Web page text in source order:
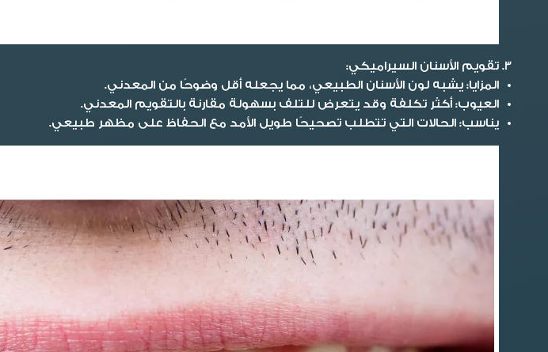
تقويم الأسنان السيراميكي:
المزايا: يشبه لون الأسنان الطبيعي، مما يجعله أقل وضوحًا من المعدني.
العيوب: أكثر تكلفة وقد يتعرض للتلف بسهولة مقارنة بالتقويم المعدني.
يناسب: الحالات التي تتطلب تصحيحًا طويل الأمد مع الحفاظ على مظهر طبيعي.